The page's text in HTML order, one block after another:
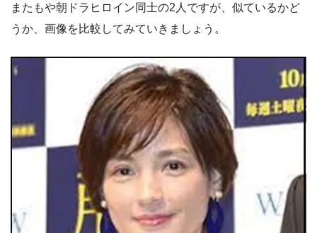
またもや朝ドラヒロイン同士の2人ですが、似ているかど
うか、画像を比較してみていきましょう。